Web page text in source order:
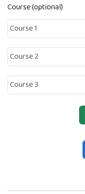
Course (optional)